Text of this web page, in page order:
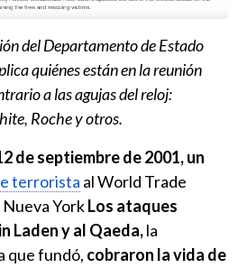
del Departamento de Estado
quiénes están en la reunión
a las agujas del reloj:
Roche y otros.
de septiembre de 2001, un
terrorista al World Trade
YorkLos ataques
Laden y al Qaeda,la
que fundó, cobraron la vida de